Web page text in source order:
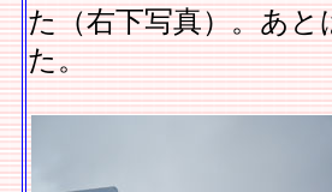
た（右下写真）。あ
た。